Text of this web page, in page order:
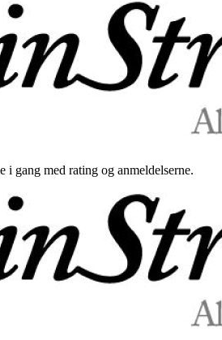
gang med rating og anmeldelserne.